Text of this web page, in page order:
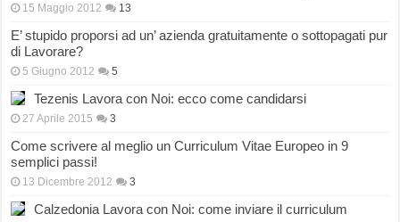
15 Maggio 2012 13
E’ stupido proporsi ad un’ azienda gratuitamente o sottopagati pur
di Lavorare?
5 Giugno 2012 5
Tezenis Lavora con Noi: ecco come candidarsi
27 Aprile 2015 3
Come scrivere al meglio un Curriculum Vitae Europeo in 9
semplici passi!
13 Dicembre 2012 3
Calzedonia Lavora con Noi: come inviare il curriculum